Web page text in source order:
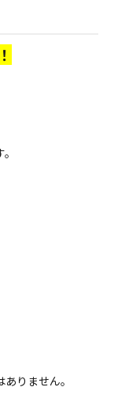
りません。